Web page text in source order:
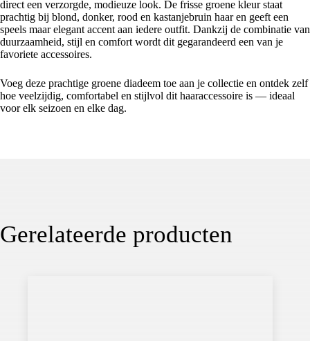
direct een verzorgde, modieuze look. De frisse groene kleur staat
prachtig bij blond, donker, rood en kastanjebruin haar en geeft een
speels maar elegant accent aan iedere outfit. Dankzij de combinatie van
duurzaamheid, stijl en comfort wordt dit gegarandeerd een van je
favoriete accessoires.
Voeg deze prachtige groene diadeem toe aan je collectie en ontdek zelf
hoe veelzijdig, comfortabel en stijlvol dit haaraccessoire is — ideaal
voor elk seizoen en elke dag.
Gerelateerde producten